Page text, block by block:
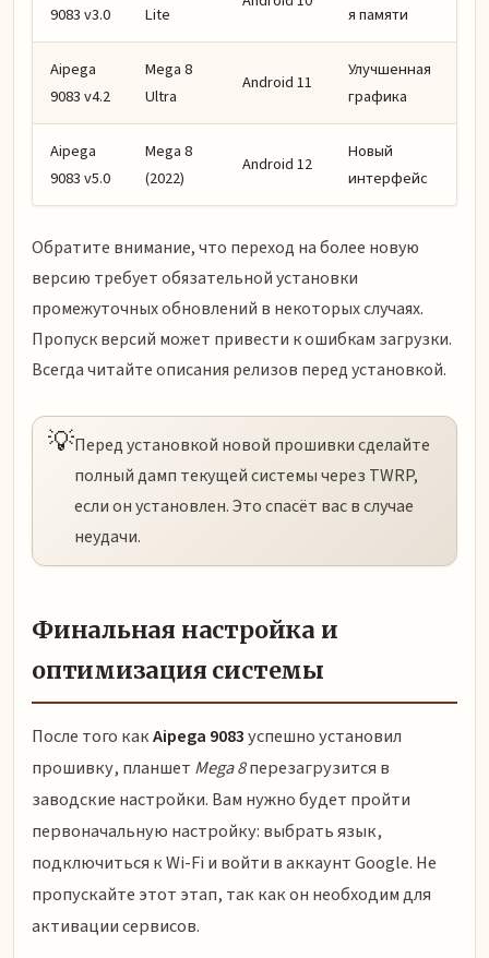
9083 v3.0
Lite
я памяти
Aipega
9083 v4.2
Mega 8
Ultra
Android 11
Улучшенная
графика
Aipega
9083 v5.0
Mega 8
(2022)
Android 12
Новый
интерфейс
Обратите внимание, что переход на более новую
версию требует обязательной установки
промежуточных обновлений в некоторых случаях.
Пропуск версий может привести к ошибкам загрузки.
Всегда читайте описания релизов перед установкой.
💡Перед установкой новой прошивки сделайте
полный дамп текущей системы через TWRP,
если он установлен. Это спасёт вас в случае
неудачи.
Финальная настройка и
оптимизация системы
После того какAipega 9083успешно установил
прошивку, планшет Mega 8перезагрузится в
заводские настройки. Вам нужно будет пройти
первоначальную настройку: выбрать язык,
подключиться к Wi-Fi и войти в аккаунт Google. Не
пропускайте этот этап, так как он необходим для
активации сервисов.